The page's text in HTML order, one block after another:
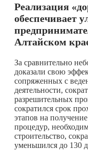
Реализация
обеспечивает
Алтайском
За сравнительно
доказали свою
сопряженных с
деятельности,
разрешительных
сократился срок
этапов на
процедур,
строительство,
уменьшился до 130